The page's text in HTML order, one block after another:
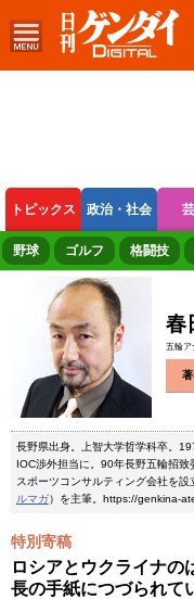
トピックス 政治・社会
ボートレース 競輪 オ
野球 ゴルフ 格闘技
春
五輪ア
長野県出身。上智大学哲学科卒。
IOC渉外担当に。90年長野五輪招致
スポーツコンサルティング会社を
ルマガ）を主筆。https://genkina-
特別寄稿
ロシアとウクライナの
長の手紙につづられて